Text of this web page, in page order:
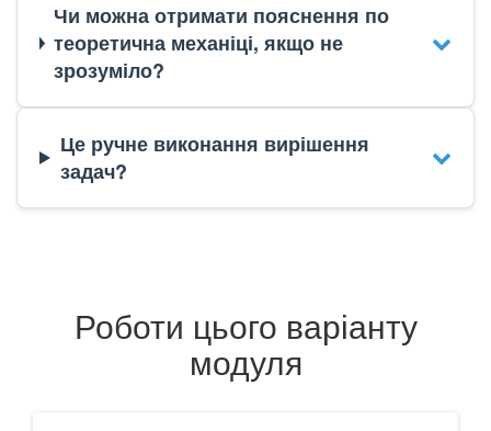
Чи можна отримати пояснення по
теоретична механіці, якщо не
зрозуміло?
Це ручне виконання вирішення
задач?
Роботи цього варіанту
модуля